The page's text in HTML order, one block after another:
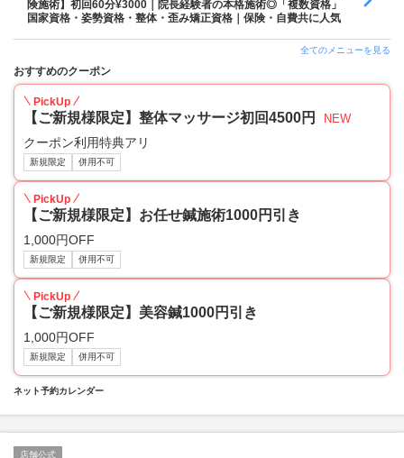
険施術】初回60分¥3000｜院長経験者の本格施術◎「複数資格」
国家資格・姿勢資格・整体・歪み矯正資格｜保険・自費共に人気
全てのメニューを見る
おすすめのクーポン
PickUp
【ご新規様限定】整体マッサージ初回4500円 NEW
クーポン利用特典アリ
新規限定 併用不可
PickUp
【ご新規様限定】お任せ鍼施術1000円引き
1,000円OFF
新規限定 併用不可
PickUp
【ご新規様限定】美容鍼1000円引き
1,000円OFF
新規限定 併用不可
ネット予約カレンダー
店舗公式